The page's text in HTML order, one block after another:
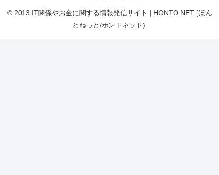
© 2013 IT関係やお金に関する情報発信サイト | HONTO.NET (ほん
とねっと/ホントネット).